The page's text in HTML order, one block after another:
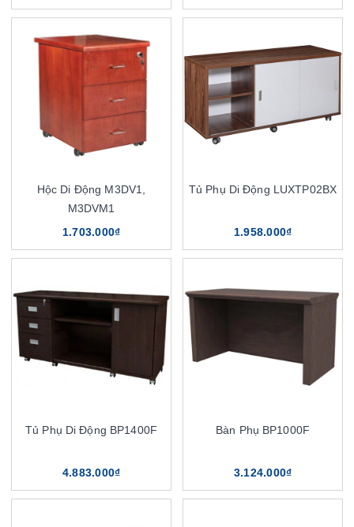
Hộc Di Động M3DV1,
M3DVM1
1.703.000₫
Tủ Phụ Di Động LUXTP02BX
1.958.000₫
Tủ Phụ Di Động BP1400F
4.883.000₫
Bàn Phụ BP1000F
3.124.000₫